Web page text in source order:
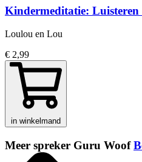
Kindermeditatie: Luisteren
Loulou en Lou
€ 2,99
in winkelmand
Meer spreker Guru Woof